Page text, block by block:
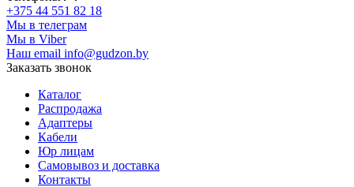
+375 44 551 82 18
Мы в телеграм
Мы в Viber
Наш email info@gudzon.by
Заказать звонок
Каталог
Распродажа
Адаптеры
Кабели
Юр лицам
Самовывоз и доставка
Контакты